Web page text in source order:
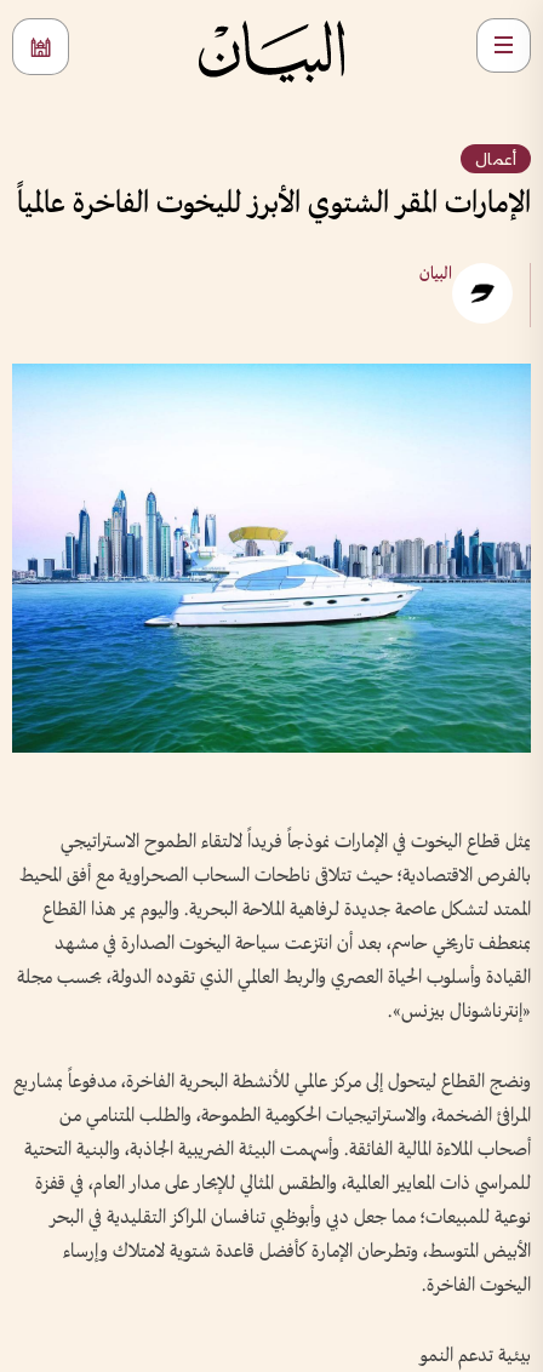
أعمال
الإمارات المقر الشتوي الأبرز لليخوت الفاخرة عالمياً
البيان
يمثل قطاع اليخوت في الإمارات نموذجاً فريداً لالتقاء الطموح الاستراتيجي
بالفرص الاقتصادية؛ حيث تتلاقى ناطحات السحاب الصحراوية مع أفق المحيط
الممتد لتشكل عاصمة جديدة لرفاهية الملاحة البحرية. واليوم يمر هذا القطاع
بمنعطف تاريخي حاسم، بعد أن انتزعت سياحة اليخوت الصدارة في مشهد
القيادة وأسلوب الحياة العصري والربط العالمي الذي تقوده الدولة، بحسب مجلة
«إنترناشونال بيزنس».
ونضج القطاع ليتحول إلى مركز عالمي للأنشطة البحرية الفاخرة، مدفوعاً بمشاريع
المرافئ الضخمة، والاستراتيجيات الحكومية الطموحة، والطلب المتنامي من
أصحاب الملاءة المالية الفائقة. وأسهمت البيئة الضريبية الجاذبة، والبنية التحتية
للمراسي ذات المعايير العالمية، والطقس المثالي للإبحار على مدار العام، في قفزة
نوعية للمبيعات؛ مما جعل دبي وأبوظبي تنافسان المراكز التقليدية في البحر
الأبيض المتوسط، وتطرحان الإمارة كأفضل قاعدة شتوية لامتلاك وإرساء
اليخوت الفاخرة.
بيئية تدعم النمو